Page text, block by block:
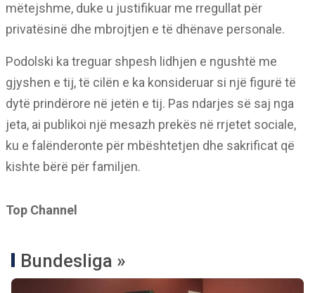
mëtejshme, duke u justifikuar me rregullat për
privatësinë dhe mbrojtjen e të dhënave personale.
Podolski ka treguar shpesh lidhjen e ngushtë me
gjyshen e tij, të cilën e ka konsideruar si një figurë të
dytë prindërore në jetën e tij. Pas ndarjes së saj nga
jeta, ai publikoi një mesazh prekës në rrjetet sociale,
ku e falënderonte për mbështetjen dhe sakrificat që
kishte bërë për familjen.
Top Channel
Bundesliga »